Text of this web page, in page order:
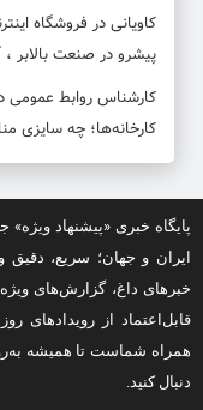
کاویانیدر فروشگاه
پیشرو در صنعت بالابر ،
کارشناس روابط عمومی
کارخانه‌ها؛ چه سایزی
پایگاه خبری «پیشنهاد
ایران و جهان؛ سریع، دقیق
خبرهای داغ، گزارش‌های
قابل‌اعتماد از رویدادهای
همراه شماست تا همیشه
دنبال کنید.